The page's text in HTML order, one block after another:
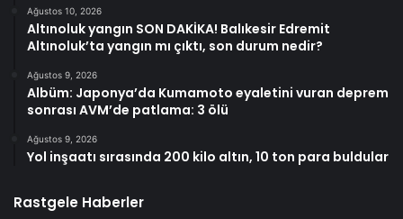
Ağustos 10, 2026
Altınoluk yangın SON DAKİKA! Balıkesir Edremit
Altınoluk’ta yangın mı çıktı, son durum nedir?
Ağustos 9, 2026
Albüm: Japonya’da Kumamoto eyaletini vuran deprem
sonrası AVM’de patlama: 3 ölü
Ağustos 9, 2026
Yol inşaatı sırasında 200 kilo altın, 10 ton para buldular
Rastgele Haberler